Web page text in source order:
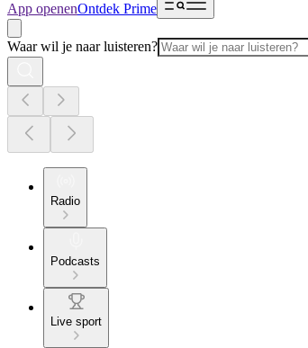
App openenOntdek Prime
Waar wil je naar luisteren?
Radio
Podcasts
Live sport